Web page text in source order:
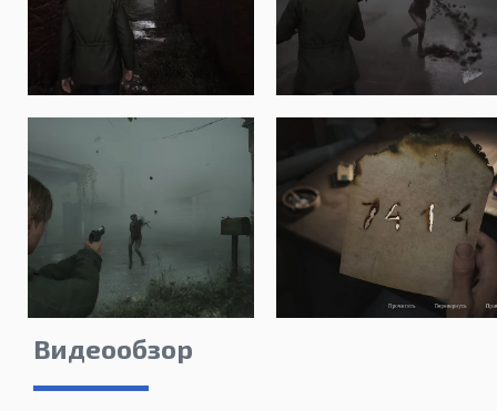
Видеообзор